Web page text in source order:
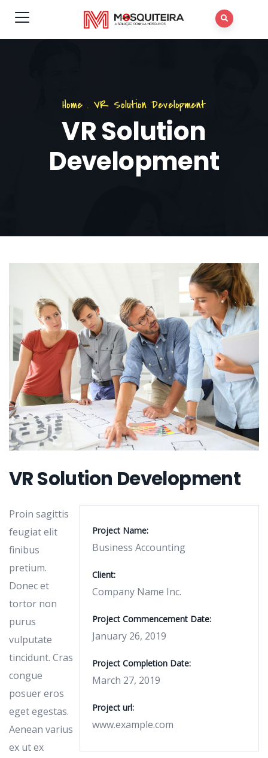
Home . VR Solution Development
VR Solution
Development
VR Solution Development
Project Name:
Business Accounting
Client:
Company Name Inc.
Project Commencement Date:
January 26, 2019
Project Completion Date:
March 27, 2019
Project url:
www.example.com
Proin sagittis
feugiat elit
finibus
pretium.
Donec et
tortor non
purus
vulputate
tincidunt. Cras
congue
posuer eros
eget egestas.
Aenean varius
ex ut ex